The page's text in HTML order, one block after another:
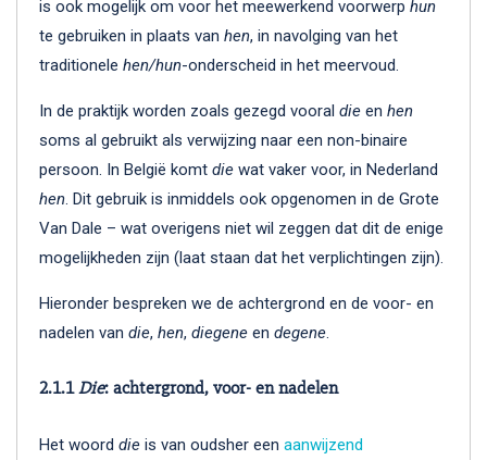
is ook mogelijk om voor het meewerkend voorwerp hun
te gebruiken in plaats van hen, in navolging van het
traditionele hen/hun-onderscheid in het meervoud.
In de praktijk worden zoals gezegd vooral die en hen
soms al gebruikt als verwijzing naar een non-binaire
persoon. In België komt die wat vaker voor, in Nederland
hen. Dit gebruik is inmiddels ook opgenomen in de Grote
Van Dale – wat overigens niet wil zeggen dat dit de enige
mogelijkheden zijn (laat staan dat het verplichtingen zijn).
Hieronder bespreken we de achtergrond en de voor- en
nadelen van die, hen, diegene en degene.
2.1.1Die: achtergrond, voor- en nadelen
Het woord die is van oudsher een aanwijzend